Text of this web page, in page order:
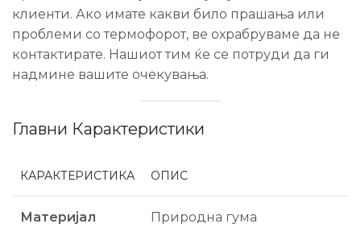
клиенти. Ако имате какви било прашања или
проблеми со термофорот, ве охрабруваме да не
контактирате. Нашиот тим ќе се потруди да ги
надмине вашите очекувања.
Главни Карактеристики
КАРАКТЕРИСТИКА ОПИС
Материјал Природна гума